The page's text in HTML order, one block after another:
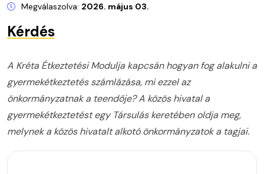
Megválaszolva: 2026. május 03.
Kérdés
A Kréta Étkeztetési Modulja kapcsán hogyan fog alakulni a
gyermekétkeztetés számlázása, mi ezzel az
önkormányzatnak a teendője? A közös hivatal a
gyermekétkeztetést egy Társulás keretében oldja meg,
melynek a közös hivatalt alkotó önkormányzatok a tagjai.